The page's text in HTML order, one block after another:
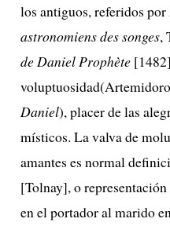
los antiguos, referidos
astronomiens des songes,
de Daniel Prophète
Daniel), placer de las
místicos. La valva de
amantes es normal
[Tolnay], o
en el portador al marido